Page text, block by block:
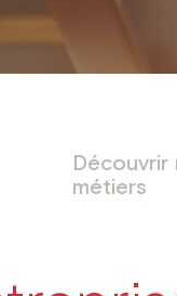
Découvrir
métiers